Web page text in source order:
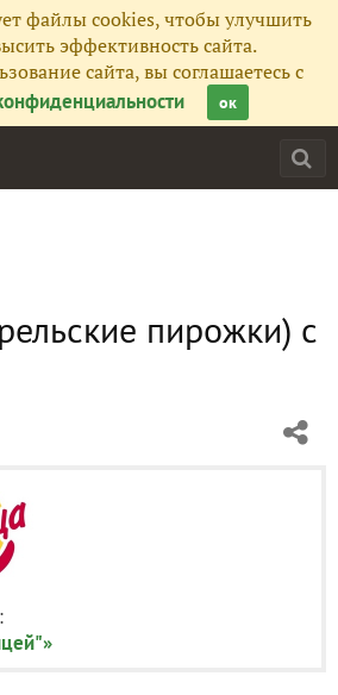
файлы cookies, чтобы улучшить
эффективность сайта.
сайта, вы соглашаетесь с
ок
пирожки) с